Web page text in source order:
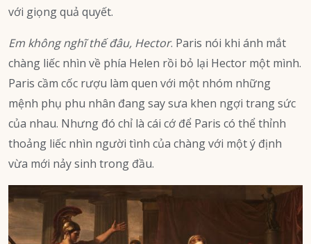
với giọng quả quyết.
Em không nghĩ thế đâu, Hector. Paris nói khi ánh mắt
chàng liếc nhìn về phía Helen rồi bỏ lại Hector một mình.
Paris cầm cốc rượu làm quen với một nhóm những
mệnh phụ phu nhân đang say sưa khen ngợi trang sức
của nhau. Nhưng đó chỉ là cái cớ để Paris có thể thỉnh
thoảng liếc nhìn người tình của chàng với một ý định
vừa mới nảy sinh trong đầu.